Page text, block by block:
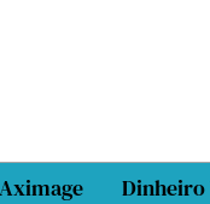
Dinheiro